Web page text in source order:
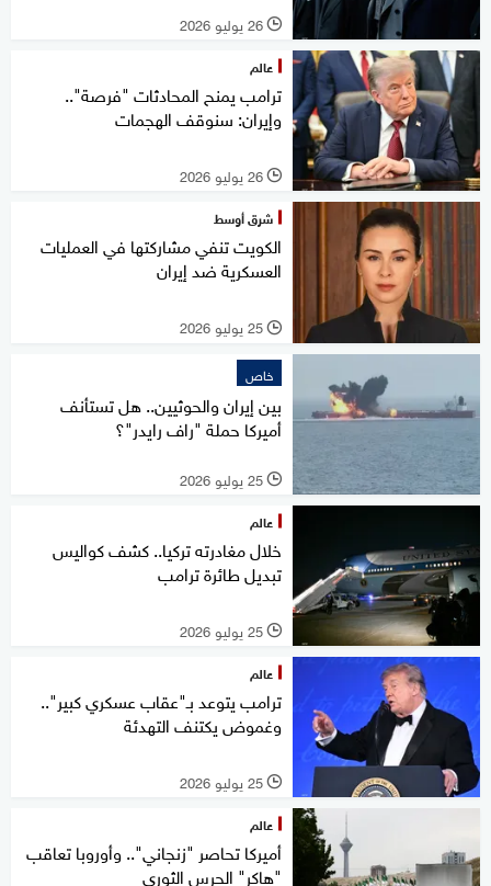
l 26 يوليو 2026
عالم
ترامب يمنح المحادثات "فرصة"..
وإيران: سنوقف الهجمات
l 26 يوليو 2026
شرق أوسط
الكويت تنفي مشاركتها في العمليات
العسكرية ضد إيران
l 25 يوليو 2026
خاص
بين إيران والحوثيين.. هل تستأنف
أميركا حملة "راف رايدر"؟
l 25 يوليو 2026
عالم
خلال مغادرته تركيا.. كشف كواليس
تبديل طائرة ترامب
l 25 يوليو 2026
عالم
ترامب يتوعد بـ"عقاب عسكري كبير"..
وغموض يكتنف التهدئة
l 25 يوليو 2026
عالم
أميركا تحاصر "زنجاني".. وأوروبا تعاقب
"هاكر" الحرس الثوري